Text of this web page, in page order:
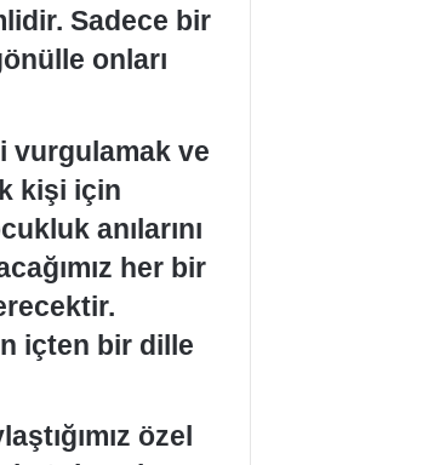
Sadece bir
onları
vurgulamak ve
kişi için
anılarını
her bir
içten bir dille
özel